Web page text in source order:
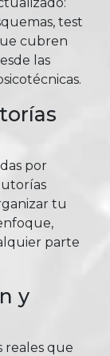
test
cubren
las
por
tu
parte
y
reales que